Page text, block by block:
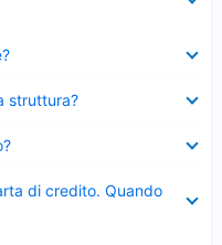
struttura?
di credito. Quando